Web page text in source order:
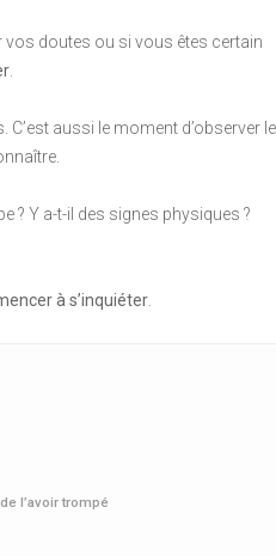
vos doutes ou si vous êtes certain
aussi le moment d’observer
? Y a-t-il des signes physiques ?
à s’inquiéter
l’avoir trompé